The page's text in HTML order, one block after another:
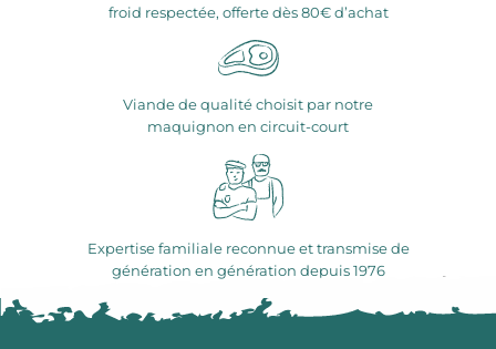
froid respectée, offerte dès 80€ d’achat
Viande de qualité choisit par notre
maquignon en circuit-court
Expertise familiale reconnue et transmise de
génération en génération depuis 1976